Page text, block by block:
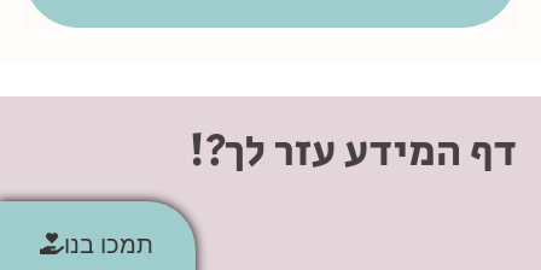
דף המידע עזר לך?!
תמכו בנו